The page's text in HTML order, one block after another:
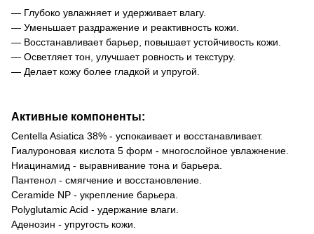
— Глубоко увлажняет и удерживает влагу.
— Уменьшает раздражение и реактивность кожи.
— Восстанавливает барьер, повышает устойчивость кожи.
— Осветляет тон, улучшает ровность и текстуру.
— Делает кожу более гладкой и упругой.
Активные компоненты:
Centella Asiatica 38% - успокаивает и восстанавливает.
Гиалуроновая кислота 5 форм - многослойное увлажнение.
Ниацинамид - выравнивание тона и барьера.
Пантенол - смягчение и восстановление.
Ceramide NP - укрепление барьера.
Polyglutamic Acid - удержание влаги.
Аденозин - упругость кожи.